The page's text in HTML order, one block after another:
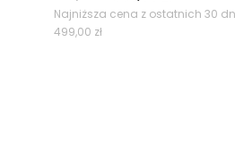
cena
cena
Najniższa cena z ostatnich 30
499,00 zł